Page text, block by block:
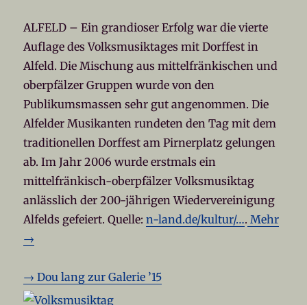
ALFELD – Ein grandioser Erfolg war die vierte
Auflage des Volksmusiktages mit Dorffest in
Alfeld. Die Mischung aus mittelfränkischen und
oberpfälzer Gruppen wurde von den
Publikumsmassen sehr gut angenommen. Die
Alfelder Musikanten rundeten den Tag mit dem
traditionellen Dorffest am Pirnerplatz gelungen
ab. Im Jahr 2006 wurde erstmals ein
mittelfränkisch-oberpfälzer Volksmusiktag
anlässlich der 200-jährigen Wiedervereinigung
Alfelds gefeiert. Quelle:n-land.de/kultur/…. Mehr
→
→ Dou lang zur Galerie ’15